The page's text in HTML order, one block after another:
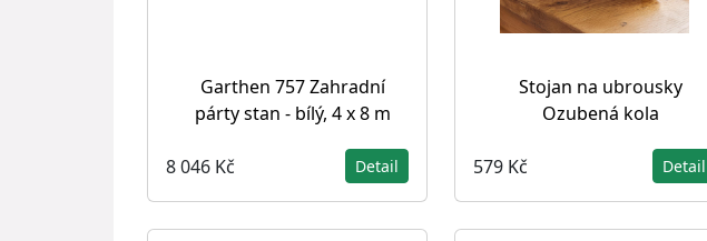
Garthen 757 Zahradní
párty stan - bílý, 4 x 8 m
8 046 Kč Detail
Stojan na ubrousky
Ozubená kola
579 Kč Detail